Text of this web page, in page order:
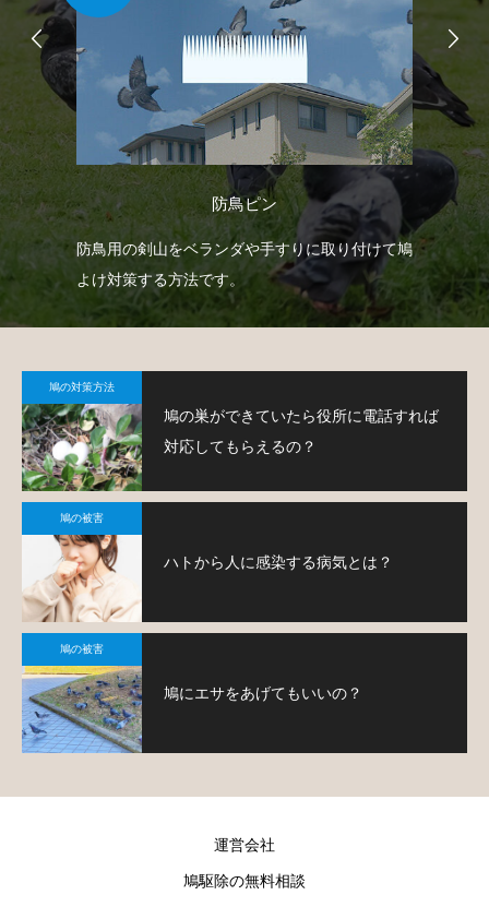
防鳥ピン
防鳥用の剣山をベランダや手すりに取り付けて鳩
よけ対策する方法です。
鳩の対策方法
鳩の巣ができていたら役所に電話すれば
対応してもらえるの？
鳩の被害
ハトから人に感染する病気とは？
鳩の被害
鳩にエサをあげてもいいの？
運営会社
鳩駆除の無料相談